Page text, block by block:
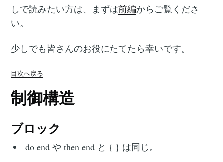
しで読みたい方は、まずは前編からご覧くださ
い。
少しでも皆さんのお役にたてたら幸いです。
目次へ戻る
制御構造
ブロック
do end や then end と { } は同じ。